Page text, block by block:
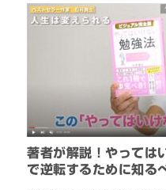
著者が解説！やって
で逆転するために知る